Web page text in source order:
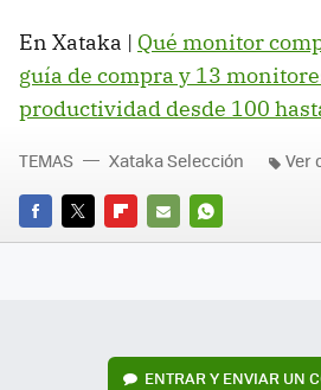
En Xataka | Qué monitor
guía de compra y 13
productividad desde 100
FACEBOOK
TWITTERFLIPBOARD
E-
WHATSAPP
TEMAS Xataka Selección Ver
ENTRAR Y ENVIAR UN